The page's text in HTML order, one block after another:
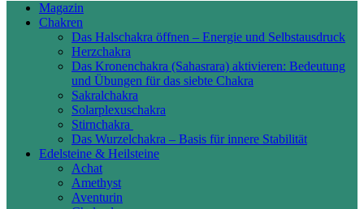
Magazin
Chakren
Das Halschakra öffnen – Energie und Selbstausdruck
Herzchakra
Das Kronenchakra (Sahasrara) aktivieren: Bedeutung
und Übungen für das siebte Chakra
Sakralchakra
Solarplexuschakra
Stirnchakra
Das Wurzelchakra – Basis für innere Stabilität
Edelsteine & Heilsteine
Achat
Amethyst
Aventurin